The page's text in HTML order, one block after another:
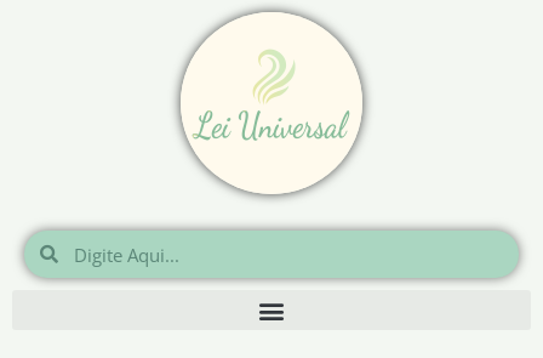
Pesquisar
Pesquisar